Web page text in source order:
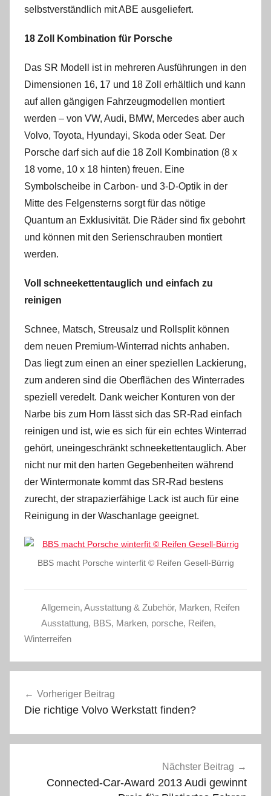
selbstverständlich mit ABE ausgeliefert.
18 Zoll Kombination für Porsche
Das SR Modell ist in mehreren Ausführungen in den
Dimensionen 16, 17 und 18 Zoll erhältlich und kann
auf allen gängigen Fahrzeugmodellen montiert
werden – von VW, Audi, BMW, Mercedes aber auch
Volvo, Toyota, Hyundayi, Skoda oder Seat. Der
Porsche darf sich auf die 18 Zoll Kombination (8 x
18 vorne, 10 x 18 hinten) freuen. Eine
Symbolscheibe in Carbon- und 3-D-Optik in der
Mitte des Felgensterns sorgt für das nötige
Quantum an Exklusivität. Die Räder sind fix gebohrt
und können mit den Serienschrauben montiert
werden.
Voll schneekettentauglich und einfach zu
reinigen
Schnee, Matsch, Streusalz und Rollsplit können
dem neuen Premium-Winterrad nichts anhaben.
Das liegt zum einen an einer speziellen Lackierung,
zum anderen sind die Oberflächen des Winterrades
speziell veredelt. Dank weicher Konturen von der
Narbe bis zum Horn lässt sich das SR-Rad einfach
reinigen und ist, wie es sich für ein echtes Winterrad
gehört, uneingeschränkt schneekettentauglich. Aber
nicht nur mit den harten Gegebenheiten während
der Wintermonate kommt das SR-Rad bestens
zurecht, der strapazierfähige Lack ist auch für eine
Reinigung in der Waschanlage geeignet.
BBS macht Porsche winterfit © Reifen Gesell-Bürrig
Allgemein, Ausstattung & Zubehör, Marken, Reifen
Ausstattung, BBS, Marken, porsche, Reifen,
Winterreifen
Vorheriger Beitrag
Die richtige Volvo Werkstatt finden?
Nächster Beitrag
Connected-Car-Award 2013 Audi gewinnt